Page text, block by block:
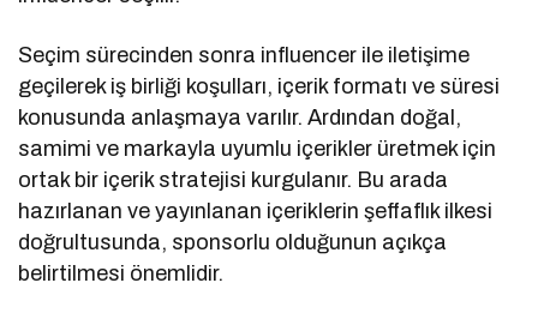
Seçim sürecinden sonra influencer ile iletişime
geçilerek iş birliği koşulları, içerik formatı ve süresi
konusunda anlaşmaya varılır. Ardından doğal,
samimi ve markayla uyumlu içerikler üretmek için
ortak bir içerik stratejisi kurgulanır. Bu arada
hazırlanan ve yayınlanan içeriklerin şeffaflık ilkesi
doğrultusunda, sponsorlu olduğunun açıkça
belirtilmesi önemlidir.